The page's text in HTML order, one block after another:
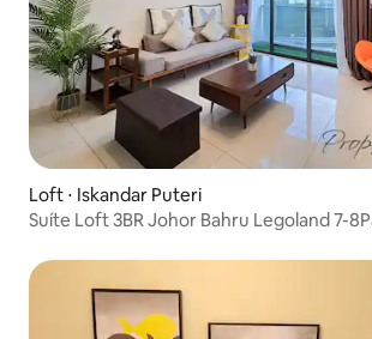
Loft ⋅ Iskandar Puteri
Suíte Loft 3BR Johor Bahru Legoland 7-